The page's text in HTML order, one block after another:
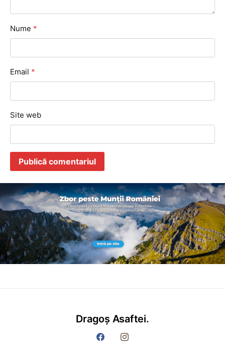
Nume *
Email *
Site web
Dragoș Asaftei.